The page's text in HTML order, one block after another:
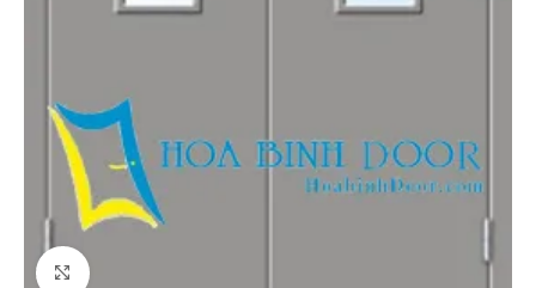
Click to enlarge